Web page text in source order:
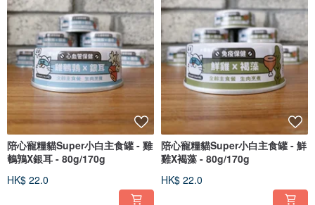
陪心寵糧貓Super小白主食罐 - 雞
鵪鶉X銀耳 - 80g/170g
HK$ 22.0
陪心寵糧貓Super小白主食罐 - 鮮
雞X褐藻 - 80g/170g
HK$ 22.0